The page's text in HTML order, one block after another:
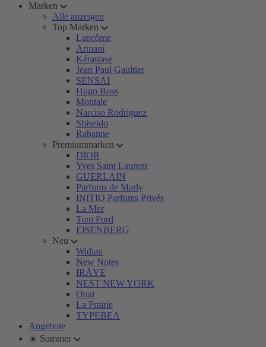
Marken
Alle anzeigen
Top Marken
Lancôme
Armani
Kérastase
Jean Paul Gaultier
SENSAI
Hugo Boss
Montale
Narciso Rodriguez
Shiseido
Rabanne
Premiummarken
DIOR
Yves Saint Laurent
GUERLAIN
Parfums de Marly
INITIO Parfums Privés
La Mer
Tom Ford
EISENBERG
Neu
Widian
New Notes
IRÄYE
NEST NEW YORK
Ouai
La Prairie
TYPEBEA
Angebote
☀️ Sommer